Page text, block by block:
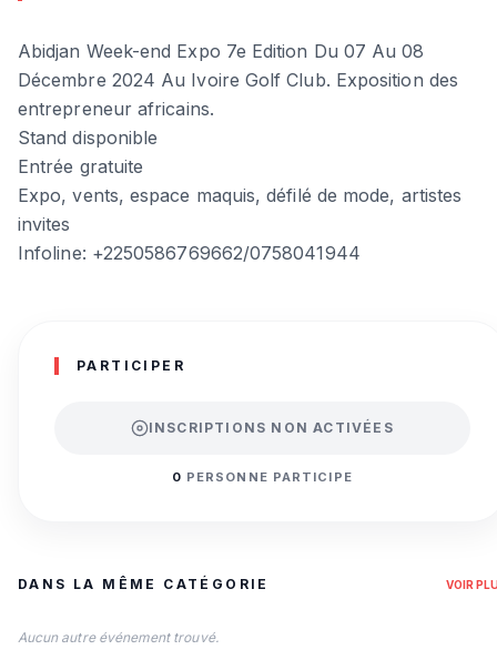
Abidjan Week-end Expo 7e Edition Du 07 Au 08
Décembre 2024 Au Ivoire Golf Club. Exposition des
entrepreneur africains.
Stand disponible
Entrée gratuite
Expo, vents, espace maquis, défilé de mode, artistes
invites
Infoline: +2250586769662/0758041944
PARTICIPER
INSCRIPTIONS NON ACTIVÉES
0 PERSONNE PARTICIPE
DANS LA MÊME CATÉGORIE VOIR
Aucun autre événement trouvé.